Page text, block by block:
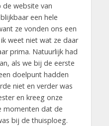
website van
een hele
ze vonden ons een
weet niet wat ze daar
prima. Natuurlijk had
als we bij de eerste
doelpunt hadden
niet en verder was
en kreeg onze
momenten dat de
bij de thuisploeg.